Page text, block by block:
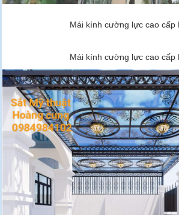
Mái kính cường lực cao cấp
Mái kính cường lực cao cấp